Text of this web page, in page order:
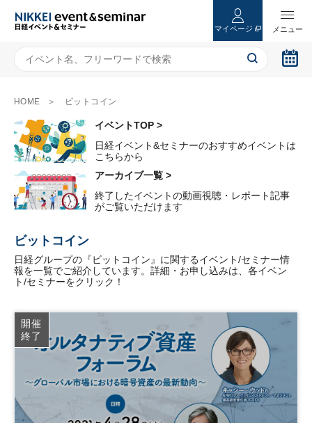
マイページ
HOME ビットコイン
イベントTOP >
日経イベント&セミナーのおすすめイベントは
こちらから
アーカイブ一覧 >
終了したイベントの動画視聴・レポート記事
がご覧いただけます
ビットコイン
日経グループの『ビットコイン』に関するイベント/セミナー情
報を一覧でご紹介しています。詳細・お申し込みは、各イベン
ト/セミナーをクリック！
開催
終了